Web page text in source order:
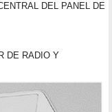
DEL PANEL DE
DE RADIO Y